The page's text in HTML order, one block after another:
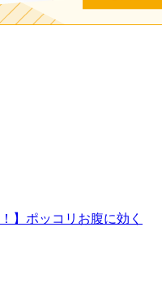
】ポッコリお腹に効く